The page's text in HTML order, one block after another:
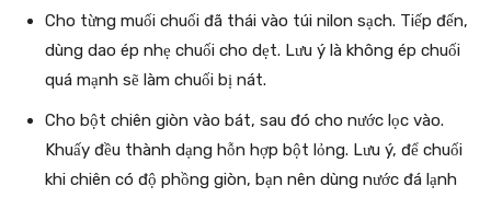
Cho từng muối chuối đã thái vào túi nilon sạch. Tiếp đến,
dùng dao ép nhẹ chuối cho dẹt. Lưu ý là không ép chuối
quá mạnh sẽ làm chuối bị nát.
Cho bột chiên giòn vào bát, sau đó cho nước lọc vào.
Khuấy đều thành dạng hỗn hợp bột lỏng. Lưu ý, để chuối
khi chiên có độ phồng giòn, bạn nên dùng nước đá lạnh